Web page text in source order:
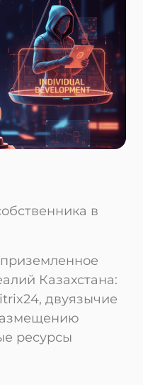
в
Казахстана:
двуязычие
ресурсы